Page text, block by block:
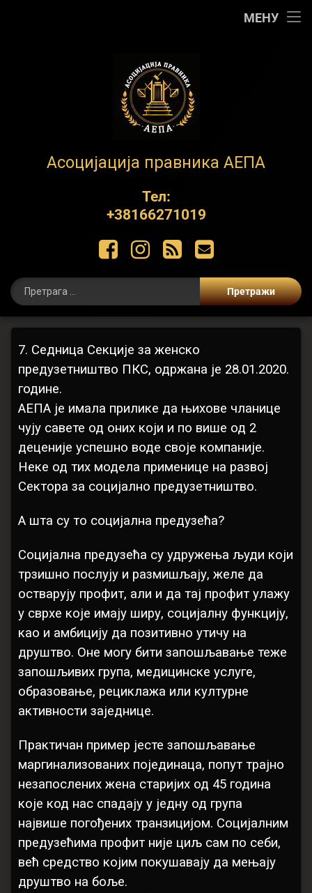
МЕНУ
АЕПА
Асоцијација правника АЕПА
Тел:
+38166271019
ФацебоокИнстаграм
РСС Е-маил
7.
Седница
Секције
за
женско
предузетништво
ПКС
Постед он 04/05/2020
Упдатед он 04/05/2020
бyМарија Дедовић
Догађаји
7. Седница Секције за женско
предузетништво ПКС, одржана је 28.01.2020.
године.
АЕПА је имала прилике да њихове чланице
чују савете од оних који и по више од 2
деценије успешно воде своје компаније.
Неке од тих модела применице на развој
Сектора за социјално предузетништво.
А шта су то социјална предузећа?
Социјална предузећа су удружења људи који
трзишно послују и размишљају, желе да
остварују профит, али и да тај профит улажу
у сврхе које имају ширу, социјалну функцију,
као и амбицију да позитивно утичу на
друштво. Оне могу бити запошљавање теже
запошљивих група, медицинске услуге,
образовање, рециклажа или културне
активности заједнице.
Практичан пример јесте запошљавање
маргинализованих појединаца, попут трајно
незапослених жена старијих од 45 година
које код нас спадају у једну од група
највише погођених транзицијом. Социјалним
предузећима профит није циљ сам по себи,
већ средство којим покушавају да мењају
друштво на боље.